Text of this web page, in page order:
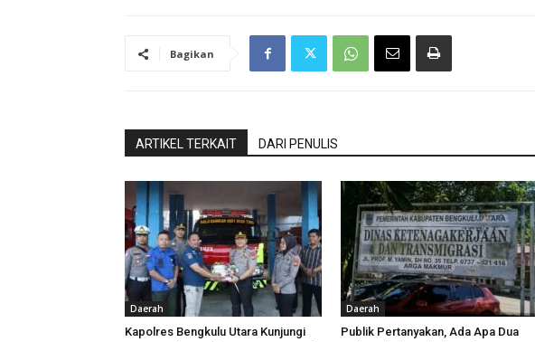
Bagikan
ARTIKEL TERKAIT DARI PENULIS
Daerah
Kapolres Bengkulu Utara Kunjungi
Daerah
Publik Pertanyakan, Ada Apa Dua